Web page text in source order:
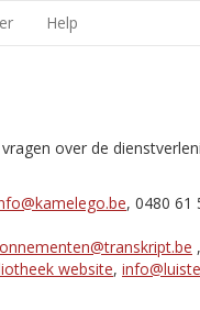
Help
over de
, 0480 61
website,